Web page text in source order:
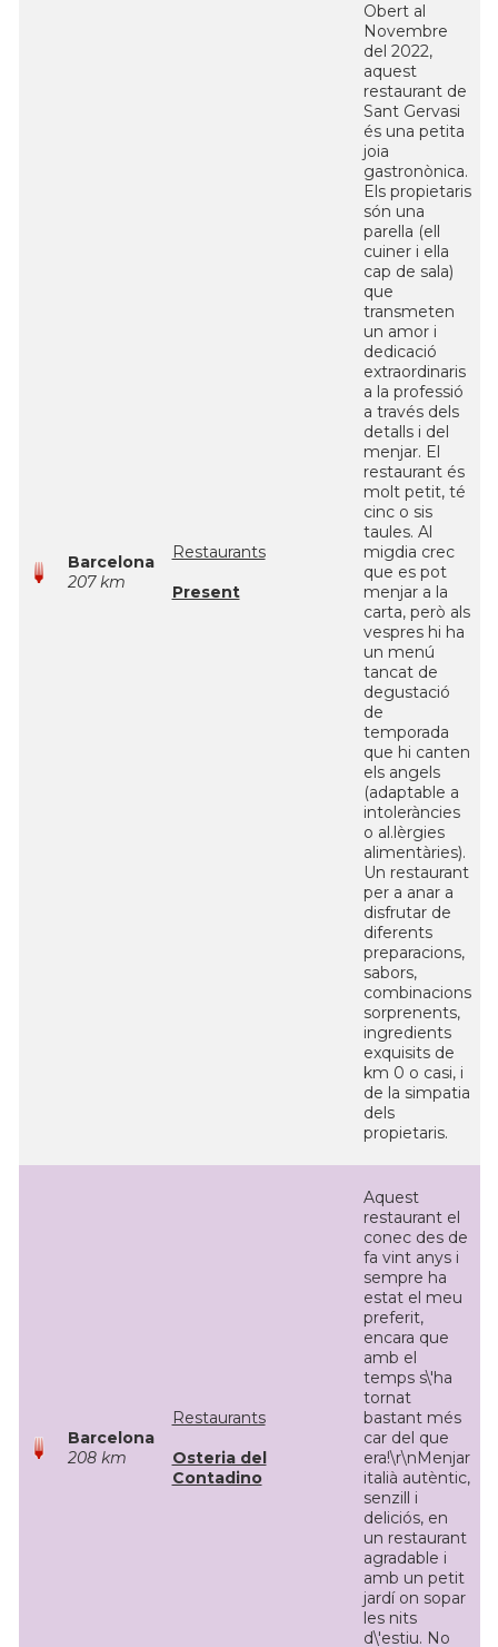
Barcelona
207 km
Restaurants
Present
Obert al
Novembre
del 2022,
aquest
restaurant de
Sant Gervasi
és una petita
joia
gastronònica.
Els propietaris
són una
parella (ell
cuiner i ella
cap de sala)
que
transmeten
un amor i
dedicació
extraordinaris
a la professió
a través dels
detalls i del
menjar. El
restaurant és
molt petit, té
cinc o sis
taules. Al
migdia crec
que es pot
menjar a la
carta, però als
vespres hi ha
un menú
tancat de
degustació
de
temporada
que hi canten
els angels
(adaptable a
intoleràncies
o al.lèrgies
alimentàries).
Un restaurant
per a anar a
disfrutar de
diferents
preparacions,
sabors,
combinacions
sorprenents,
ingredients
exquisits de
km 0 o casi, i
de la simpatia
dels
propietaris.
Barcelona
208 km
Restaurants
Osteria del
Contadino
Aquest
restaurant el
conec des de
fa vint anys i
sempre ha
estat el meu
preferit,
encara que
amb el
temps s\'ha
tornat
bastant més
car del que
era!\r\nMenjar
italià autèntic,
senzill i
deliciós, en
un restaurant
agradable i
amb un petit
jardí on sopar
les nits
d\'estiu. No